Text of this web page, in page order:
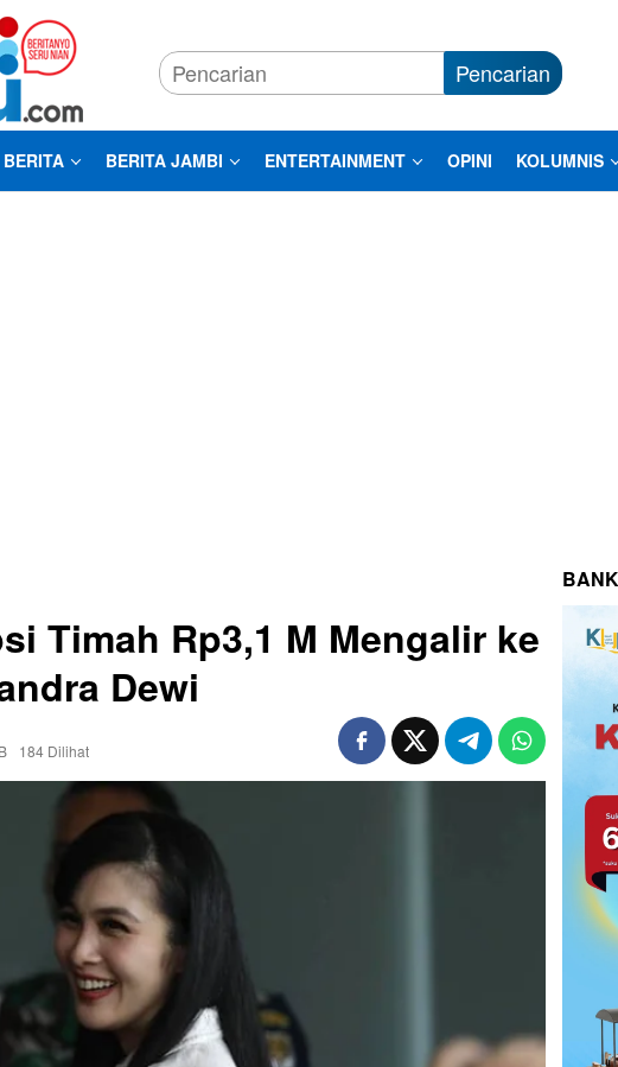
Pencarian
BERITA BERITA JAMBI ENTERTAINMENT OPINI KOLUMNIS
Timah Rp3,1 M Mengalir ke
Dewi
184 Dilihat